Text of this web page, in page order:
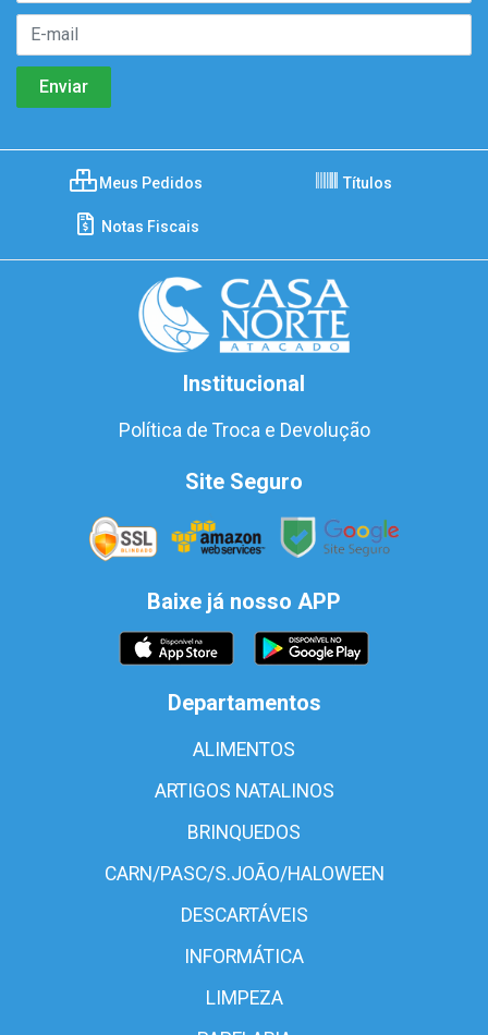
Meus Pedidos Títulos
Notas Fiscais
Institucional
Política de Troca e Devolução
Site Seguro
Baixe já nosso APP
Departamentos
ALIMENTOS
ARTIGOS NATALINOS
BRINQUEDOS
CARN/PASC/S.JOÃO/HALOWEEN
DESCARTÁVEIS
INFORMÁTICA
LIMPEZA